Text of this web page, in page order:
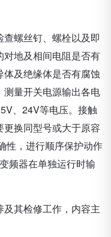
螺丝钉、螺栓以及即
地及相间电阻是否有
及绝缘体是否有腐蚀
量开关电源输出各电
、24V等电压。接触
换同型号或大于原容
性，进行顺序保护动作
频器在单独运行时输
其检修工作，内容主